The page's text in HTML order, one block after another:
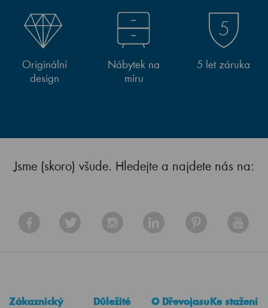
Originální
design
Nábytek na
míru
5 let záruka
Jsme (skoro) všude. Hledejte a najdete nás na:
Zákaznický
Důležité
O DřevojasuKe stažení